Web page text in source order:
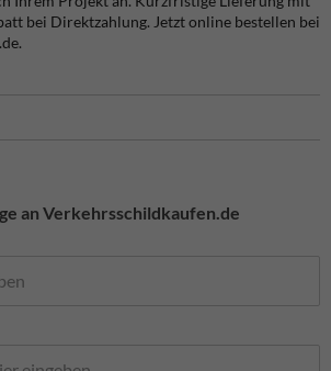
bei Direktzahlung. Jetzt online bestellen bei
an Verkehrsschildkaufen.de